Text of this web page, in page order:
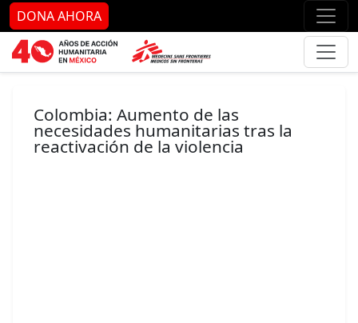
Ir al contenido principal Ir
DONA AHORA
Colombia: Aumento de las
necesidades humanitarias tras la
reactivación de la violencia